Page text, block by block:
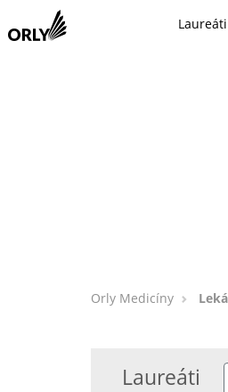
Laureáti
Orly Medicíny
Laureáti